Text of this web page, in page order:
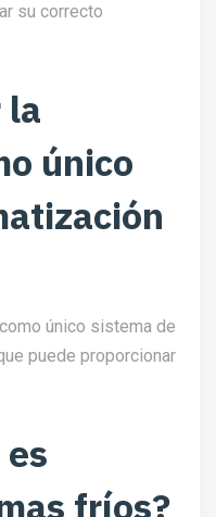
su correcto
la
único
único sistema de
puede proporcionar
fríos?